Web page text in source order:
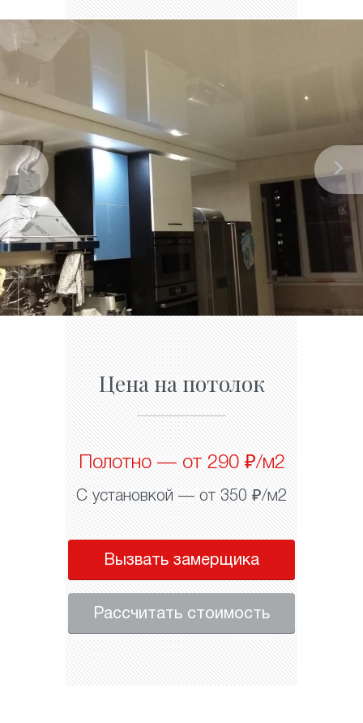
Цена на потолок
Полотно — от 290 ₽/м2
С установкой — от 350 ₽/м2
Вызвать замерщика
Рассчитать стоимость